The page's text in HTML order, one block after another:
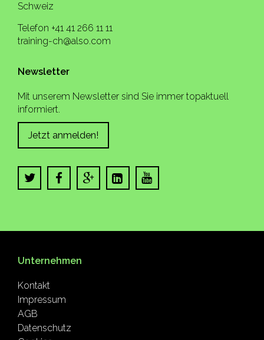
Schweiz
Telefon +41 41 266 11 11
training-ch@also.com
Newsletter
Mit unserem Newsletter sind Sie immer topaktuell
informiert.
Jetzt anmelden!
Unternehmen
Kontakt
Impressum
AGB
Datenschutz